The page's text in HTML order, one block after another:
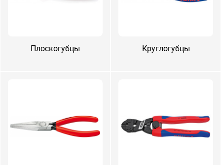
Плос­ко­губ­цы Круг­ло­губ­цы